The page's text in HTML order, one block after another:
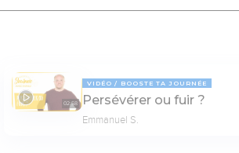
02:58
VIDÉO BOOSTE TA JOURNÉE
Persévérer ou fuir ?
Emmanuel S.